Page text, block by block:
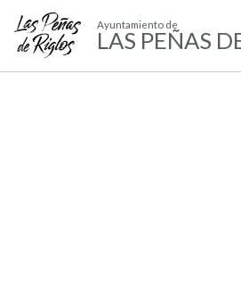
Ayuntamiento de
LAS PEÑAS